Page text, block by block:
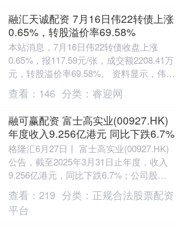
融汇天诚配资 7月16日伟22转债上涨
0.65%，转股溢价率69.58%
本站消息，7月16日伟22转债收盘上涨
0.65%，报117.59元/张，成交额2208.41万
元，转股溢价率69.58%。 资料显示，伟
22转债信用级别为“AA....
查看： 146 分类： 睿迎网
融可赢配资 富士高实业(00927.HK)
年度收入9.256亿港元 同比下跌6.7%
格隆汇6月27日丨 富士高实业(00927.HK)
公告，截至2025年3月31日止年度，收入
9.256亿港元，同比下跌6.7%；公司股权
持有人应占亏损3610万....
查看： 219 分类： 正规合法股票配资
平台